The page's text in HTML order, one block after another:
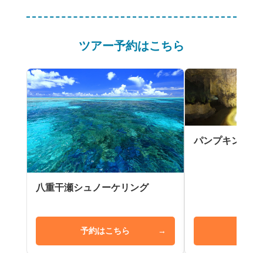
ツアー予約はこちら
八重干瀬シュノーケリング
予約はこちら →
パンプキン鍾乳